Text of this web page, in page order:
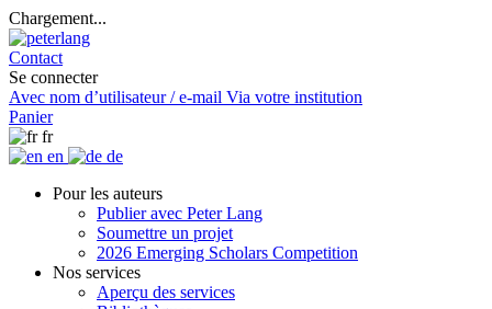
Chargement...
Contact
Se connecter
Avec nom d’utilisateur / e-mail Via votre institution
Panier
fr
en
de
Pour les auteurs
Publier avec Peter Lang
Soumettre un projet
2026 Emerging Scholars Competition
Nos services
Aperçu des services